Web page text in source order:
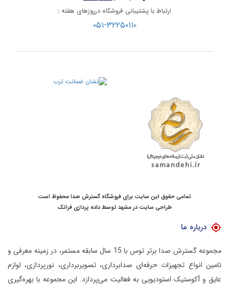
ارتباط با پشتیبانی فروشگاه درروزهای هفته :
۰۵۱-۳۲۲۵۰۱۱۰
تمامی حقوق این سایت برای فروشگاه گسترش صدا محفوظ است
طراحی سایت در مشهد توسطداده پردازی فراتک
درباره ما
مجموعه گسترش صدا برتر توس با 15 سال سابقه مستمر، در زمینه معرفی و
تامین انواع تجهیزات حرفه‌ای صدابرداری، تصویربرداری، نورپردازی، لوازم
عایق و آکوستیک استودیویی به فعالیت می‌پردازد. این مجموعه با بهره‌گیری